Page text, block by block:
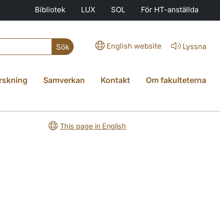
Bibliotek LUX SOL För HT-anställda
Sök English website Lyssna
Samverkan Kontakt Om fakulteterna
This page in English